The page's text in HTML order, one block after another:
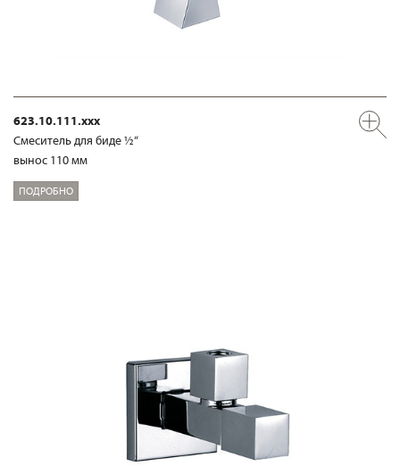
623.10.111.xxx
Смеситель для биде ½“
вынос 110 мм
ПОДРОБНО